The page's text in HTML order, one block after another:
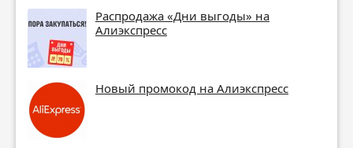
Распродажа «Дни выгоды» на
Алиэкспресс
Новый промокод на Алиэкспресс